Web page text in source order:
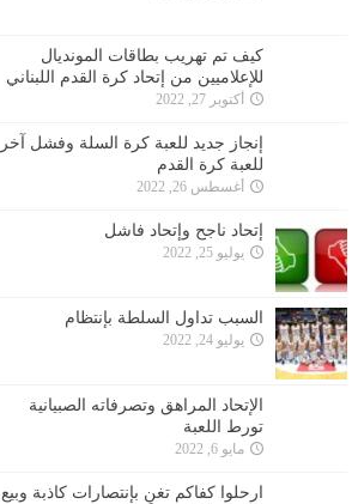
كيف تم تهريب بطاقات المونديال
للإعلاميين من إتحاد كرة القدم اللبناني
أكتوبر 27, 2022
إنجاز جديد للعبة كرة السلة وفشل آخر
للعبة كرة القدم
أغسطس 26, 2022
إتحاد ناجح وإتحاد فاشل
يوليو 25, 2022
السبب تداول السلطة بإنتظام
يوليو 24, 2022
الإتحاد المراهق وتصرفاته الصبيانية
تورط اللعبة
مايو 6, 2022
ارحلوا كفاكم تغنٍ بإنتصارات كاذبة وبيع